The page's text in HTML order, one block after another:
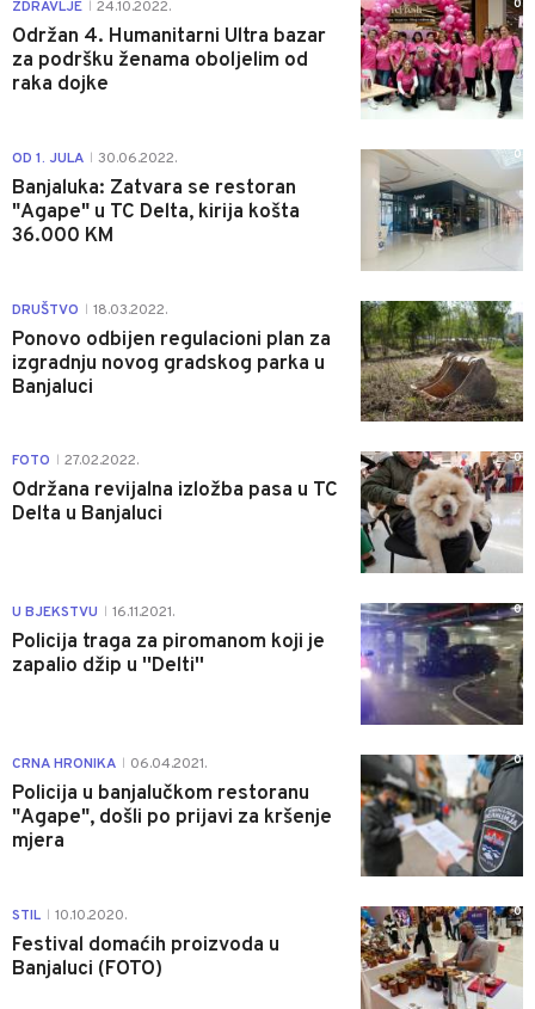
ZDRAVLJE 24.10.2022.
Održan 4. Humanitarni Ultra bazar
za podršku ženama oboljelim od
raka dojke
0
OD 1. JULA 30.06.2022.
Banjaluka: Zatvara se restoran
"Agape" u TC Delta, kirija košta
36.000 KM
0
DRUŠTVO 18.03.2022.
Ponovo odbijen regulacioni plan za
izgradnju novog gradskog parka u
Banjaluci
FOTO 27.02.2022.
Održana revijalna izložba pasa u TC
Delta u Banjaluci
0
U BJEKSTVU 16.11.2021.
Policija traga za piromanom koji je
zapalio džip u ''Delti''
0
CRNA HRONIKA 06.04.2021.
Policija u banjalučkom restoranu
"Agape", došli po prijavi za kršenje
mjera
0
STIL 10.10.2020.
Festival domaćih proizvoda u
Banjaluci (FOTO)
0